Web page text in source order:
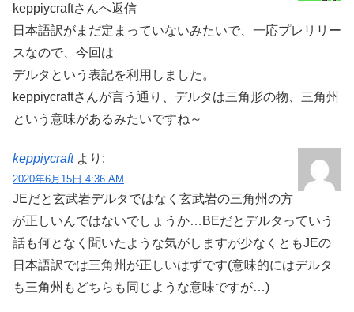
keppiycraftさんへ返信
日本語訳がまだ定まっていないみたいで、一応プレリリー
スなので、今回は
デルタという表記を利用しました。
keppiycraftさんが言う通り、デルタは三角形の物、三角州
という意味があるみたいですね～
keppiycraft より:
2020年6月15日 4:36 AM
JEだと玄武岩デルタではなく玄武岩の三角州の方
が正しいんではないでしょうか…BEだとデルタっていう
話も何となく聞いたような気がしますが少なくともJEの
日本語訳では三角州が正しいはずです(意味的にはデルタ
も三角州もどちらも同じような意味ですが…)